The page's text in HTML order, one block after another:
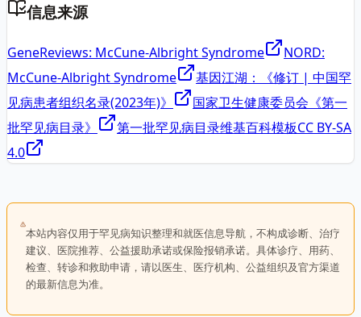
信息来源
GeneReviews: McCune-Albright Syndrome
NORD:
McCune-Albright Syndrome
基因江湖：《修订 | 中国罕
见病患者组织名录(2023年)》
国家卫生健康委员会《第一
批罕见病目录》
第一批罕见病目录维基百科模板CC BY-SA
4.0
本站内容仅用于罕见病知识整理和就医信息导航，不构成诊断、治疗
建议、医院推荐、公益援助承诺或保险报销承诺。具体诊疗、用药、
检查、转诊和救助申请，请以医生、医疗机构、公益组织及官方渠道
的最新信息为准。